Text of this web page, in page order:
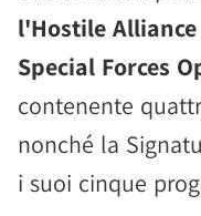
l'Hostile
Special Forces
contenente
nonché la
i suoi cinque